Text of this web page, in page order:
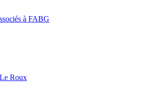
à FABG
Roux